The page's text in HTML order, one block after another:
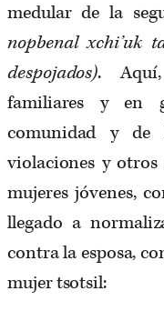
medular de la
nopbenal xchi’uk
despojados).
familiares y en
comunidad y de
violaciones y otros
mujeres jóvenes,
llegado a
contra la esposa,
mujer tsotsil: